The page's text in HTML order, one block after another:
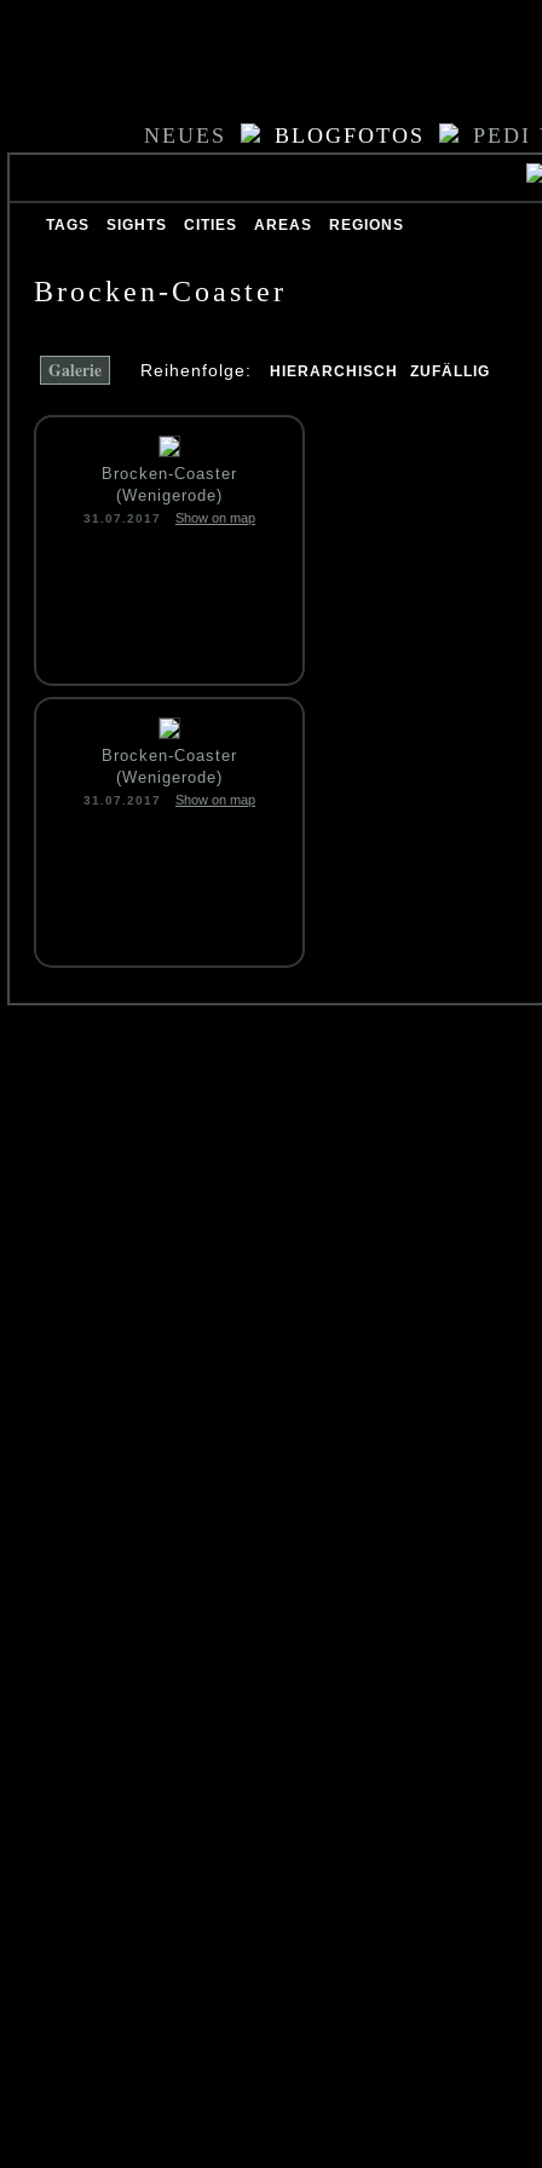
NEUES BLOGFOTOS PEDI
TAGS SIGHTS CITIES AREAS REGIONS
Brocken-Coaster
Galerie Reihenfolge: HIERARCHISCH ZUFÄLLIG
Brocken-Coaster
(Wenigerode)
31.07.2017 Show on map
Brocken-Coaster
(Wenigerode)
31.07.2017 Show on map